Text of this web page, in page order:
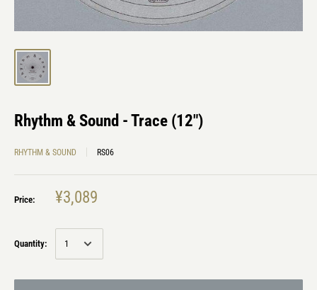
Rhythm & Sound - Trace (12")
RHYTHM & SOUND RS06
Price: ¥3,089
Quantity: